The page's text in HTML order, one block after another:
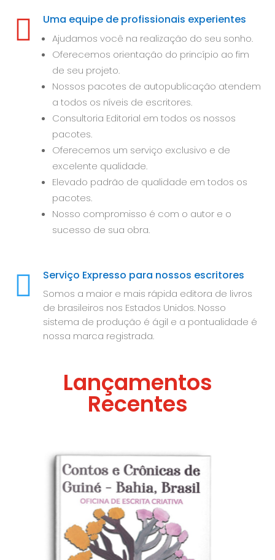
 Uma equipe de profissionais experientes
Ajudamos você na realização do seu sonho.
Oferecemos orientação do princípio ao fim
de seu projeto.
Nossos pacotes de autopublicação atendem
a todos os níveis de escritores.
Consultoria Editorial em todos os nossos
pacotes.
Oferecemos um serviço exclusivo e de
excelente qualidade.
Elevado padrão de qualidade em todos os
pacotes.
Nosso compromisso é com o autor e o
sucesso de sua obra.
 Serviço Expresso para nossos escritores
Somos a maior e mais rápida editora de livros
de brasileiros nos Estados Unidos. Nosso
sistema de produção é ágil e a pontualidade é
nossa marca registrada.
Lançamentos
Recentes